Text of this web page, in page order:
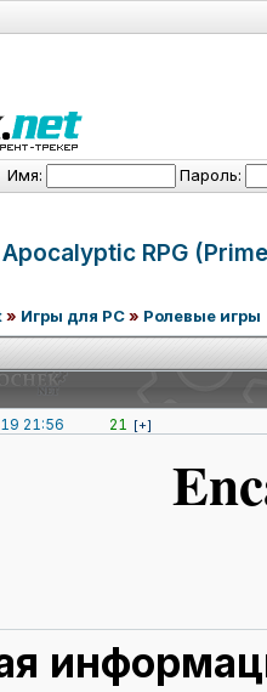
Имя: Пароль:
ptic RPG
» Игры для PC» Ролевые игры
21:56 21 [+]